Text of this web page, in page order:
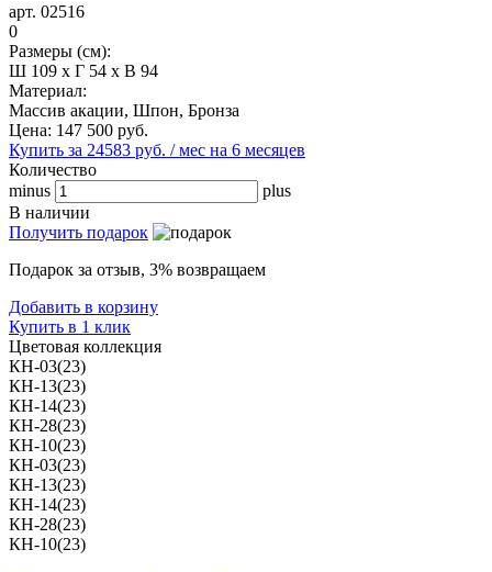
арт. 02516
0
Размеры (см):
Ш 109 x Г 54 x В 94
Материал:
Массив акации, Шпон, Бронза
Цена: 147 500 руб.
Купить за 24583 руб. / мес на 6 месяцев
Количество
minus
plus
В наличии
Получить подарок
Подарок за отзыв, 3% возвращаем
Добавить в корзину
Купить в 1 клик
Цветовая коллекция
КН-03(23)
КН-13(23)
КН-14(23)
КН-28(23)
КН-10(23)
КН-03(23)
КН-13(23)
КН-14(23)
КН-28(23)
КН-10(23)